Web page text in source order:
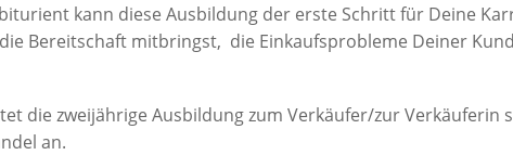
kann diese Ausbildung der erste Schritt für Deine
Bereitschaft mitbringst, die Einkaufsprobleme Deiner
die zweijährige Ausbildung zum Verkäufer/zur
an.